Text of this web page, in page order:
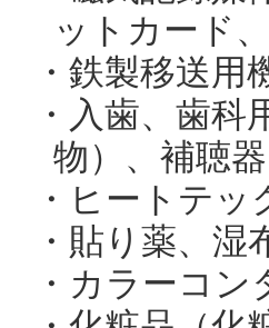
ットカード
・鉄製移送用
・入歯、歯
物）、補聴
・ヒートテ
・貼り薬、湿
・カラーコン